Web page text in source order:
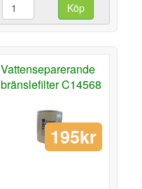
Köp
Vattenseparerande
bränslefilter C14568
195kr